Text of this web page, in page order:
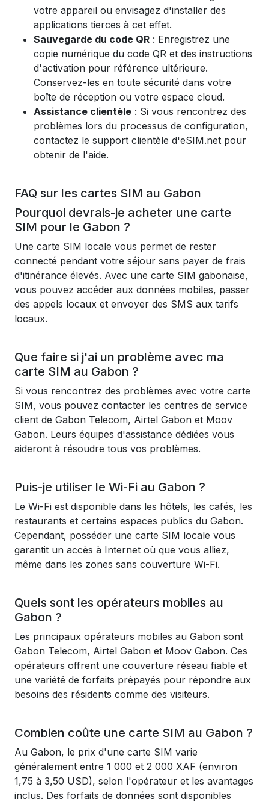
votre appareil ou envisagez d'installer des
applications tierces à cet effet.
Sauvegarde du code QR : Enregistrez une
copie numérique du code QR et des instructions
d'activation pour référence ultérieure.
Conservez-les en toute sécurité dans votre
boîte de réception ou votre espace cloud.
Assistance clientèle : Si vous rencontrez des
problèmes lors du processus de configuration,
contactez le support clientèle d'eSIM.net pour
obtenir de l'aide.
FAQ sur les cartes SIM au Gabon
Pourquoi devrais-je acheter une carte
SIM pour le Gabon ?
Une carte SIM locale vous permet de rester
connecté pendant votre séjour sans payer de frais
d'itinérance élevés. Avec une carte SIM gabonaise,
vous pouvez accéder aux données mobiles, passer
des appels locaux et envoyer des SMS aux tarifs
locaux.
Que faire si j'ai un problème avec ma
carte SIM au Gabon ?
Si vous rencontrez des problèmes avec votre carte
SIM, vous pouvez contacter les centres de service
client de Gabon Telecom, Airtel Gabon et Moov
Gabon. Leurs équipes d'assistance dédiées vous
aideront à résoudre tous vos problèmes.
Puis-je utiliser le Wi-Fi au Gabon ?
Le Wi-Fi est disponible dans les hôtels, les cafés, les
restaurants et certains espaces publics du Gabon.
Cependant, posséder une carte SIM locale vous
garantit un accès à Internet où que vous alliez,
même dans les zones sans couverture Wi-Fi.
Quels sont les opérateurs mobiles au
Gabon ?
Les principaux opérateurs mobiles au Gabon sont
Gabon Telecom, Airtel Gabon et Moov Gabon. Ces
opérateurs offrent une couverture réseau fiable et
une variété de forfaits prépayés pour répondre aux
besoins des résidents comme des visiteurs.
Combien coûte une carte SIM au Gabon ?
Au Gabon, le prix d'une carte SIM varie
généralement entre 1 000 et 2 000 XAF (environ
1,75 à 3,50 USD), selon l'opérateur et les avantages
inclus. Des forfaits de données sont disponibles